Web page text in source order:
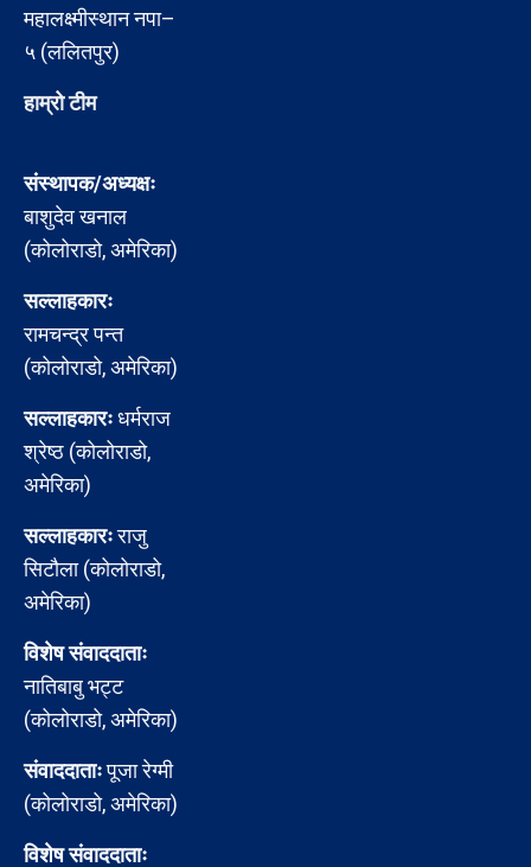
महालक्ष्मीस्थान नपा–
५ (ललितपुर)
हाम्रो टीम
संस्थापक/अध्यक्षः
बाशुदेव खनाल
(कोलोराडो, अमेरिका)
सल्लाहकारः
रामचन्द्र पन्त
(कोलोराडो, अमेरिका)
सल्लाहकारःधर्मराज
श्रेष्ठ (कोलोराडो,
अमेरिका)
सल्लाहकारःराजु
सिटौला (कोलोराडो,
अमेरिका)
विशेष संवाददाताः
नातिबाबु भट्ट
(कोलोराडो, अमेरिका)
संवाददाताःपूजा रेग्मी
(कोलोराडो, अमेरिका)
विशेष संवाददाताः